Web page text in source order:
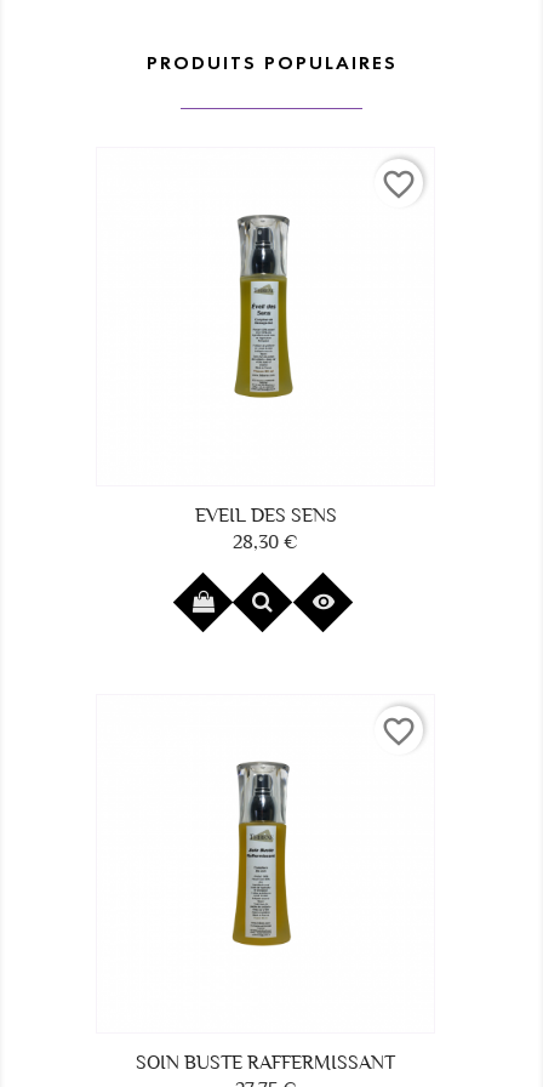
PRODUITS POPULAIRES
EVEIL DES SENS
Prix
28,30 €

favorite_border
SOIN BUSTE RAFFERMISSANT
favorite_border